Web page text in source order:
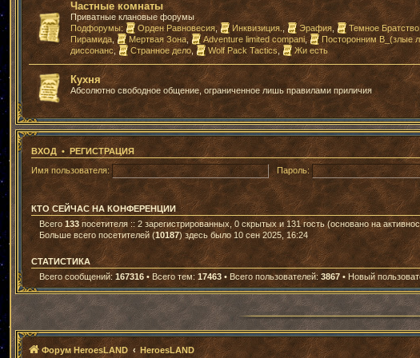
Частные комнаты
Приватные клановые форумы
Подфорумы:
Орден Равновесия, Инквизиция., Эрафия Темное Братство
Пирамида, Мертвая Зона, Adventure limited compani, Посторонним В_(злые
диссонанс, Странное дело Wolf Pack Tactics, Жи есть
Кухня
Абсолютно свободное общение, ограниченное лишь правилами приличия
ВХОД • РЕГИСТРАЦИЯ
Имя пользователя:
Пароль:
КТО СЕЙЧАС НА КОНФЕРЕНЦИИ
Всего133посетителя :: 2 зарегистрированных, 0 скрытых и 131 гость (основано на
Больше всего посетителей (10187) здесь было 10 сен 2025, 16:24
СТАТИСТИКА
Всего сообщений: 167316 • Всего тем: 17463 • Всего пользователей: 3867 • Новый
Форум HeroesLAND HeroesLAND